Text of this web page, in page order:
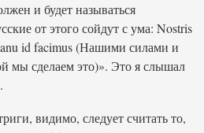
и будет называться
от этого сойдут с ума: Nostris
id facimus (Нашими силами и
мы сделаем это)». Это я слышал
видимо, следует считать то,